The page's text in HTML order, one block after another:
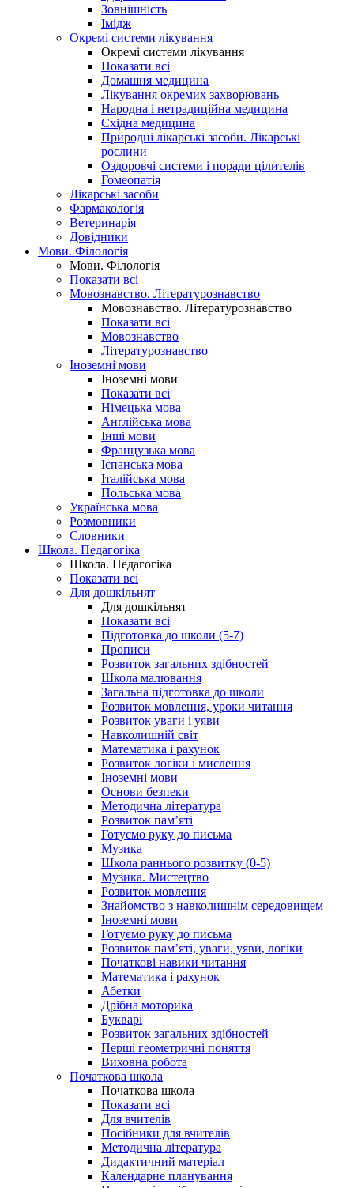
Зовнішність
Імідж
Окремі системи лікування
Окремі системи лікування
Показати всі
Домашня медицина
Лікування окремих захворювань
Народна і нетрадиційна медицина
Східна медицина
Природні лікарські засоби. Лікарські
рослини
Оздоровчі системи і поради цілителів
Гомеопатія
Лікарські засоби
Фармакологія
Ветеринарія
Довідники
Мови. Філологія
Мови. Філологія
Показати всі
Мовознавство. Літературознавство
Мовознавство. Літературознавство
Показати всі
Мовознавство
Літературознавство
Іноземні мови
Іноземні мови
Показати всі
Німецька мова
Англійська мова
Інші мови
Французька мова
Іспанська мова
Італійська мова
Польська мова
Українська мова
Розмовники
Словники
Школа. Педагогіка
Школа. Педагогіка
Показати всі
Для дошкільнят
Для дошкільнят
Показати всі
Підготовка до школи (5-7)
Прописи
Розвиток загальних здібностей
Школа малювання
Загальна підготовка до школи
Розвиток мовлення, уроки читання
Розвиток уваги і уяви
Навколишній світ
Математика і рахунок
Розвиток логіки і мислення
Іноземні мови
Основи безпеки
Методична література
Розвиток пам’яті
Готуємо руку до письма
Музика
Школа раннього розвитку (0-5)
Музика. Мистецтво
Розвиток мовлення
Знайомство з навколишнім середовищем
Іноземні мови
Готуємо руку до письма
Розвиток пам’яті, уваги, уяви, логіки
Початкові навики читання
Математика і рахунок
Абетки
Дрібна моторика
Букварі
Розвиток загальних здібностей
Перші геометричні поняття
Виховна робота
Початкова школа
Початкова школа
Показати всі
Для вчителів
Посібники для вчителів
Методична література
Дидактичний матеріал
Календарне планування